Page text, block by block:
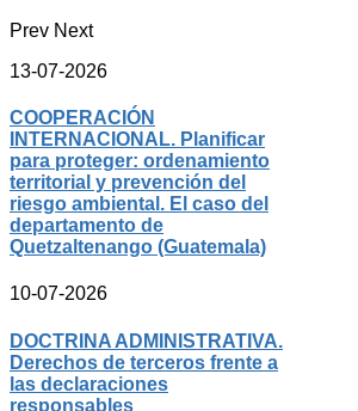
Prev Next
13-07-2026
COOPERACIÓN
INTERNACIONAL. Planificar
para proteger: ordenamiento
territorial y prevención del
riesgo ambiental. El caso del
departamento de
Quetzaltenango (Guatemala)
10-07-2026
DOCTRINA ADMINISTRATIVA.
Derechos de terceros frente a
las declaraciones
responsables